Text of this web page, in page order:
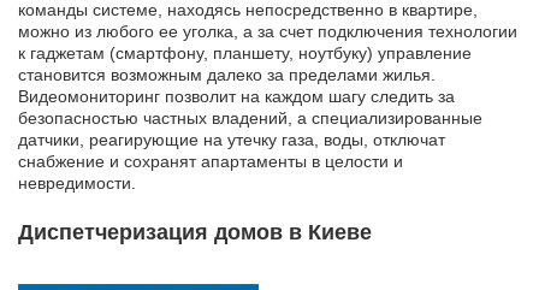
команды системе, находясь непосредственно в квартире,
можно из любого ее уголка, а за счет подключения технологии
к гаджетам (смартфону, планшету, ноутбуку) управление
становится возможным далеко за пределами жилья.
Видеомониторинг позволит на каждом шагу следить за
безопасностью частных владений, а специализированные
датчики, реагирующие на утечку газа, воды, отключат
снабжение и сохранят апартаменты в целости и
невредимости.
Диспетчеризация домов в Киеве